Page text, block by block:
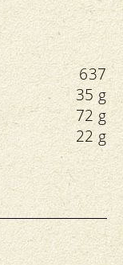
637
35 g
72 g
22 g